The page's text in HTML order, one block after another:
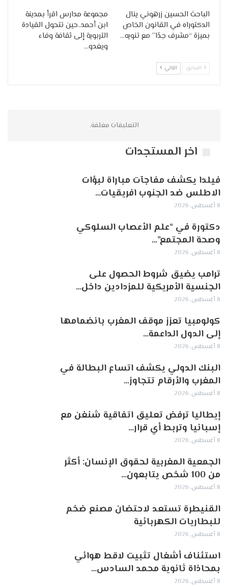
الباحث الحسين زرهوني ينال
الدكتوراه في القانون الخاص
بميزة “مشرف جدًا” مع تنويه…
مجموعة مدارس اقرأ بمدينة
ابن أحمد..حين تتحول القيادة
التربوية إلى ثقافة وفاء
ويغدو…
السابق التالي
التعليقات مغلقة.
اخر المستجدات
فيلدا يكشف مفاجآت مباراة لبؤات
الاطلس ضد الجنوب افريقيات…
8 أغسطس, 2026
دكتورة في “علم الأعصاب السلوكي
وصحة المجتمع”…
8 أغسطس, 2026
ترامب يضيق شروط الحصول على
الجنسية الأمريكية للمزدادين داخل…
8 أغسطس, 2026
كولومبيا تعزز موقف المغرب بانضمامها
إلى الدول الداعمة…
8 أغسطس, 2026
البنك الدولي يكشف اتساع البطالة في
المغرب والأرقام تتجاوز…
8 أغسطس, 2026
إيطاليا ترفض تعليق اتفاقية شنغن مع
إسبانيا وتربط أي قرار…
8 أغسطس, 2026
الجمعية المغربية لحقوق الإنسان: أكثر
من 100 شخص يتابعون…
8 أغسطس, 2026
القنيطرة تستعد لاحتضان مصنع ضخم
للبطاريات الكهربائية
8 أغسطس, 2026
استئناف أشغال تثبيت لاقط هوائي
بمحاذاة ثانوية محمد السادس…
8 أغسطس, 2026